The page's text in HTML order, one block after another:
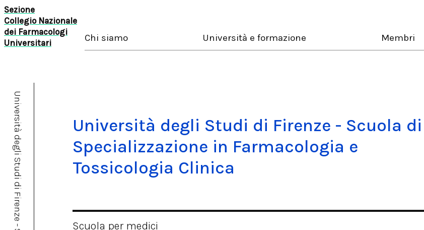
Sezione
Collegio Nazionale
dei Farmacologi
Universitari
Chi siamo Università e formazione Membri
Università degli Studi di Firenze - Scuola di
Specializzazione in Farmacologia e
Tossicologia Clinica
Scuola per medici